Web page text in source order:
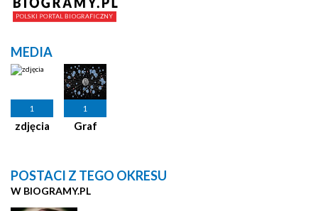
MEDIA
1
zdjęcia
1
Graf
POSTACI Z TEGO OKRESU
W BIOGRAMY.PL